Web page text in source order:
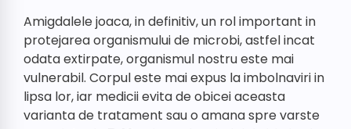
Amigdalele joaca, in definitiv, un rol important in
protejarea organismului de microbi, astfel incat
odata extirpate, organismul nostru este mai
vulnerabil. Corpul este mai expus la imbolnaviri in
lipsa lor, iar medicii evita de obicei aceasta
varianta de tratament sau o amana spre varste